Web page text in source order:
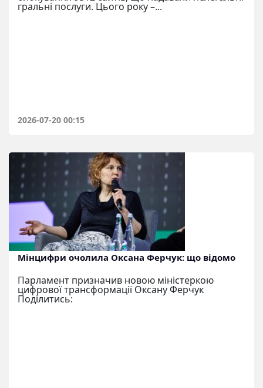
гральні послуги. Цього року –...
2026-07-20 00:15
Мінцифри очолила Оксана Ферчук: що відомо
Парламент призначив новою міністеркою
цифрової трансформації Оксану Ферчук
Поділитись: